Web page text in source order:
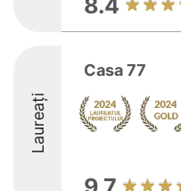
8.4
Laureați
Casa 77